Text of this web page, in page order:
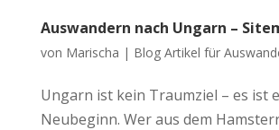
Auswandern nach Ungarn –
von Marischa | Blog Artikel für
Ungarn ist kein Traumziel – es ist
Neubeginn. Wer aus dem